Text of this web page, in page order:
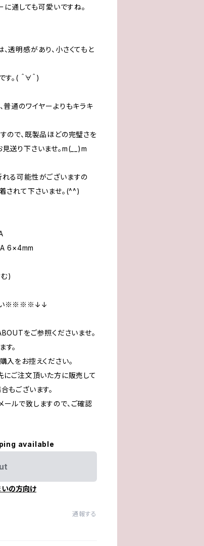
に通しても可愛いですね。
透明感があり、小さくてもと
す。( ＾∀＾)
普通のワイヤーよりもキラキ
ので、既製品ほどの完璧さを
送り下さいませ。m(__)m
る可能性がございますの
されて下さいませ。(^^)
6×4mm
)
い※※※※↓↓
をご参照くださいませ。
。
入をお控えください。
にご注文頂いた方に販売して
もございます。
ルで致しますので、ご確認
available
の方向け
通報する